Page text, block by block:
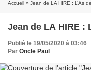
Accueil » Jean de LA HIRE : L’As
Jean de LA HIRE :
Publié le 19/05/2020 à 03:46
Par Oncle Paul